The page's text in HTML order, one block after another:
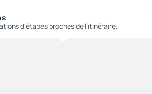
d'étapes proches de l’itinéraire.